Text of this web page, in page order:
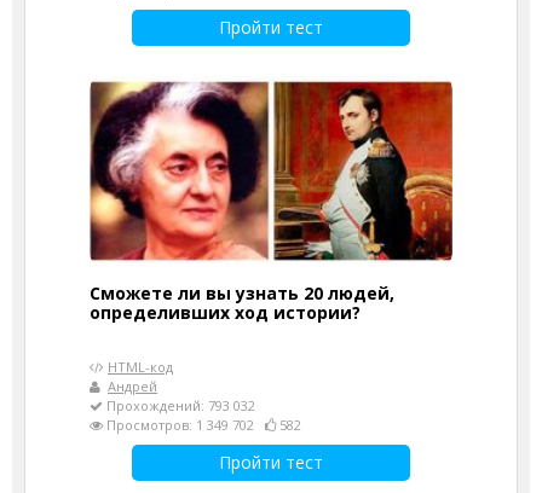
Пройти тест
Сможете ли вы узнать 20 людей,
определивших ход истории?
HTML-код
Андрей
Прохождений: 793 032
Просмотров: 1 349 702
582
Пройти тест